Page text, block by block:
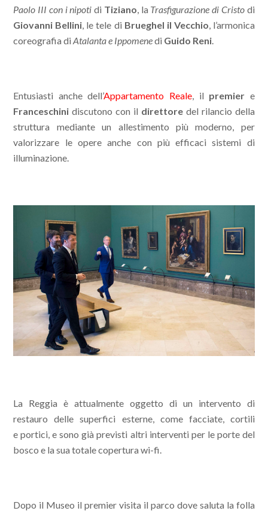
Paolo III con i nipoti di Tiziano, la Trasfigurazione di Cristodi
Giovanni Bellini, le tele di Brueghel il Vecchio, l’armonica
coreografia diAtalantae Ippomenedi Guido Reni.
Entusiasti anche dell’Appartamento Reale, il premier e
Franceschini discutono con il direttoredel rilancio della
struttura mediante un allestimento più moderno, per
valorizzare le opere anche con più efficaci sistemi di
illuminazione.
La Reggia è attualmente oggetto di un intervento di
restauro delle superfici esterne, come facciate, cortili
e portici, e sono già previsti altri interventi per le porte del
bosco e la sua totale copertura wi-fi.
Dopo il Museo il premier visita il parco dove saluta la folla